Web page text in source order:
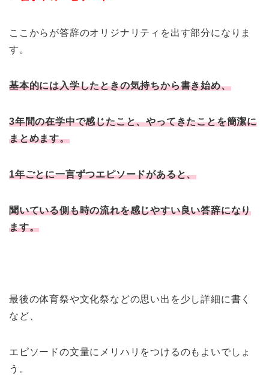
ここからが答辞のオリジナリティを出す部分になりま
す。
基本的には入学したときの気持ちから書き始め、
3年間の在学中で感じたこと、やってきたことを簡潔に
まとめます。
1年ごとに一言ずつエピソードがあると、
聞いている側も時の流れを感じやすい良い答辞になり
ます。
最後の体育祭や文化祭などの思い出を少し詳細に書く
など、
エピソードの文量にメリハリをつけるのもよいでしょ
う。